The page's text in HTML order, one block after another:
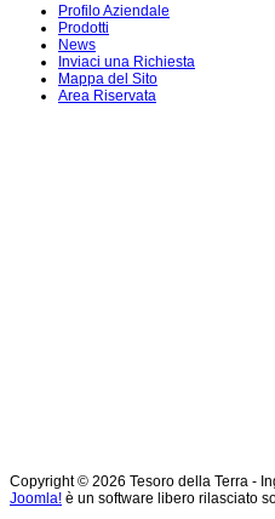
Profilo Aziendale
Prodotti
News
Inviaci una Richiesta
Mappa del Sito
Area Riservata
Copyright © 2026 Tesoro della Terra -
Joomla! è un software libero rilasciato